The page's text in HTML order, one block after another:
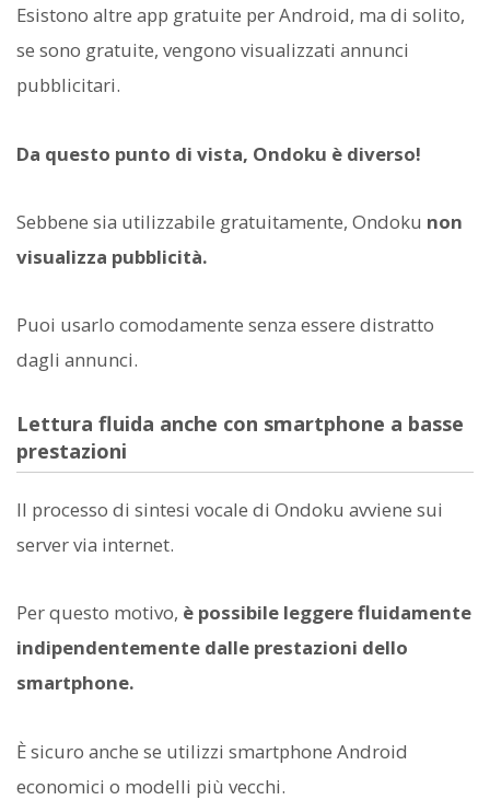
Esistono altre app gratuite per Android, ma di solito,
se sono gratuite, vengono visualizzati annunci
pubblicitari.
Da questo punto di vista, Ondoku è diverso!
Sebbene sia utilizzabile gratuitamente, Ondoku non
visualizza pubblicità.
Puoi usarlo comodamente senza essere distratto
dagli annunci.
Lettura fluida anche con smartphone a basse
prestazioni
Il processo di sintesi vocale di Ondoku avviene sui
server via internet.
Per questo motivo, è possibile leggere fluidamente
indipendentemente dalle prestazioni dello
smartphone.
È sicuro anche se utilizzi smartphone Android
economici o modelli più vecchi.